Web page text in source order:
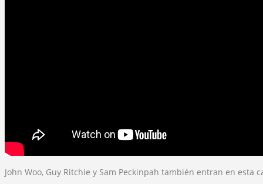
John Woo, Guy Ritchie y Sam Peckinpah también entran en